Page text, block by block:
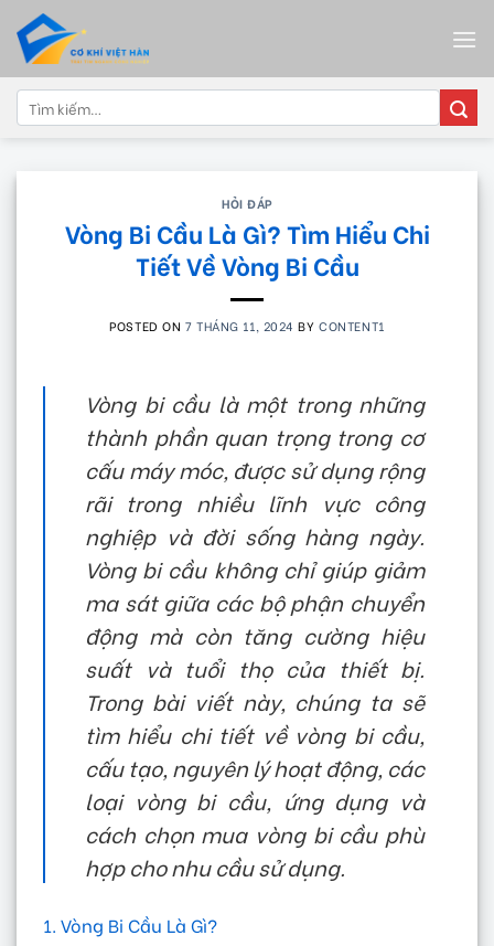
content
Tìm
kiếm:
HỎI ĐÁP
Vòng Bi Cầu Là Gì? Tìm Hiểu Chi
Tiết Về Vòng Bi Cầu
POSTED ON 7 THÁNG 11, 2024 BYCONTENT1
Vòng bi cầu là một trong những
thành phần quan trọng trong cơ
cấu máy móc, được sử dụng rộng
rãi trong nhiều lĩnh vực công
nghiệp và đời sống hàng ngày.
Vòng bi cầu không chỉ giúp giảm
ma sát giữa các bộ phận chuyển
động mà còn tăng cường hiệu
suất và tuổi thọ của thiết bị.
Trong bài viết này, chúng ta sẽ
tìm hiểu chi tiết về vòng bi cầu,
cấu tạo, nguyên lý hoạt động, các
loại vòng bi cầu, ứng dụng và
cách chọn mua vòng bi cầu phù
hợp cho nhu cầu sử dụng.
1. Vòng Bi Cầu Là Gì?